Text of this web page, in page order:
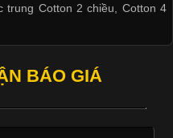
Phổ Biến Nhất Hiện Nay
phục phổ biến nhất trong
thường ngày, áo phông còn
sản xuất may mặc, đặc
trung Cotton 2 chiều, Cotton 4
BÁO GIÁ